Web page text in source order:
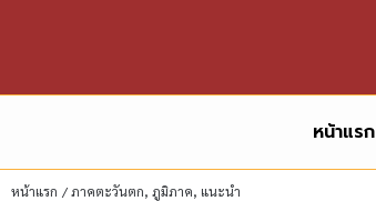
หน้าแรก
หน้าแรก /ภาคตะวันตก, ภูมิภาค, แนะนำ